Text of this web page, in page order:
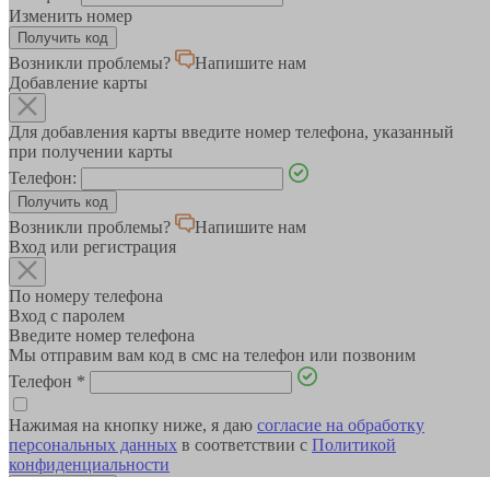
Изменить номер
Возникли проблемы?
Напишите нам
Добавление карты
Для добавления карты введите номер телефона, указанный
при получении карты
Телефон:
Возникли проблемы?
Напишите нам
Вход или регистрация
По номеру телефона
Вход с паролем
Введите номер телефона
Мы отправим вам код в смс на телефон или позвоним
Телефон *
Нажимая на кнопку ниже, я даю согласие на обработку
персональных данных в соответствии с Политикой
конфиденциальности